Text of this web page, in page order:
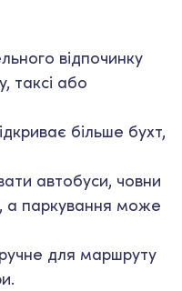
відпочинку
таксі або
більше бухт,
автобуси, човни
а паркування може
для маршруту